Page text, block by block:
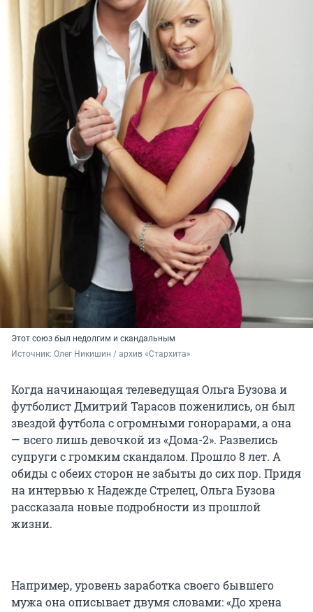
Этот союз был недолгим и скандальным
Источник: Олег Никишин / архив «Стархита»
Когда начинающая телеведущая Ольга Бузова и
футболист Дмитрий Тарасов поженились, он был
звездой футбола с огромными гонорарами, а она
— всего лишь девочкой из «Дома-2». Развелись
супруги с громким скандалом. Прошло 8 лет. А
обиды с обеих сторон не забыты до сих пор. Придя
на интервью к Надежде Стрелец, Ольга Бузова
рассказала новые подробности из прошлой
жизни.
Например, уровень заработка своего бывшего
мужа она описывает двумя словами: «До хрена